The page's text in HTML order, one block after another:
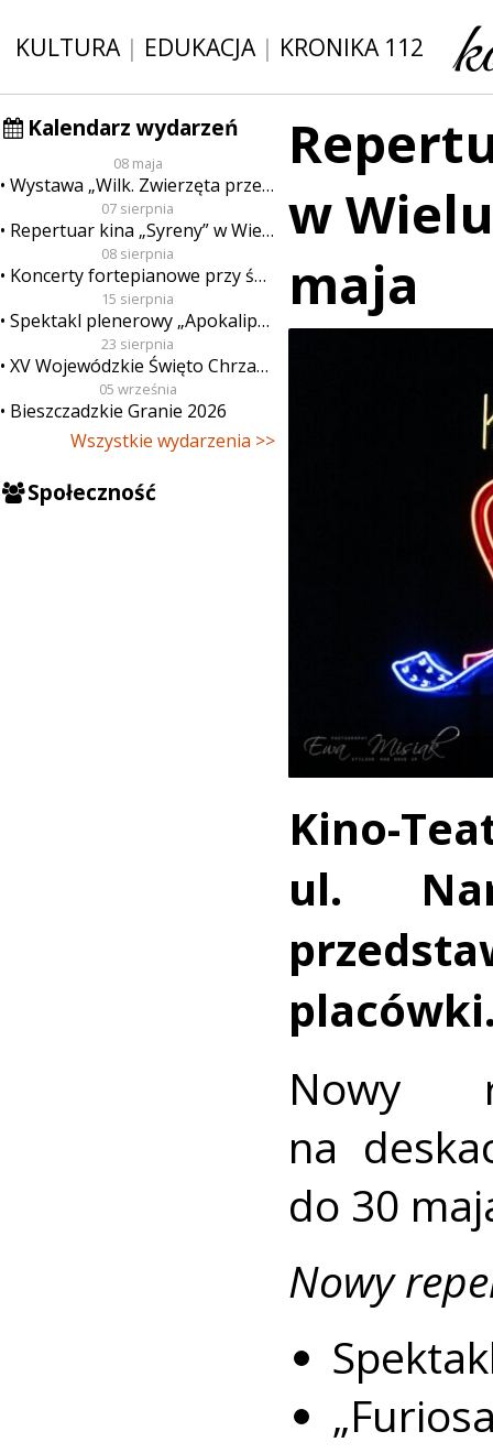
KULTURA| EDUKACJA| KRONIKA 112
Kalendarz wydarzeń
08 maja
Wystawa „Wilk. Zwierzęta przeklęte”
07 sierpnia
Repertuar kina „Syreny” w Wieluniu w dn. od 7 do 13 sierpnia
08 sierpnia
Koncerty fortepianowe przy świecach
15 sierpnia
Spektakl plenerowy „Apokalipsa”
23 sierpnia
XV Wojewódzkie Święto Chrzanu
05 września
Bieszczadzkie Granie 2026
Wszystkie wydarzenia >>
Społeczność
w
maja
Kino-
ul.
Nowy
na
do 30
Nowy